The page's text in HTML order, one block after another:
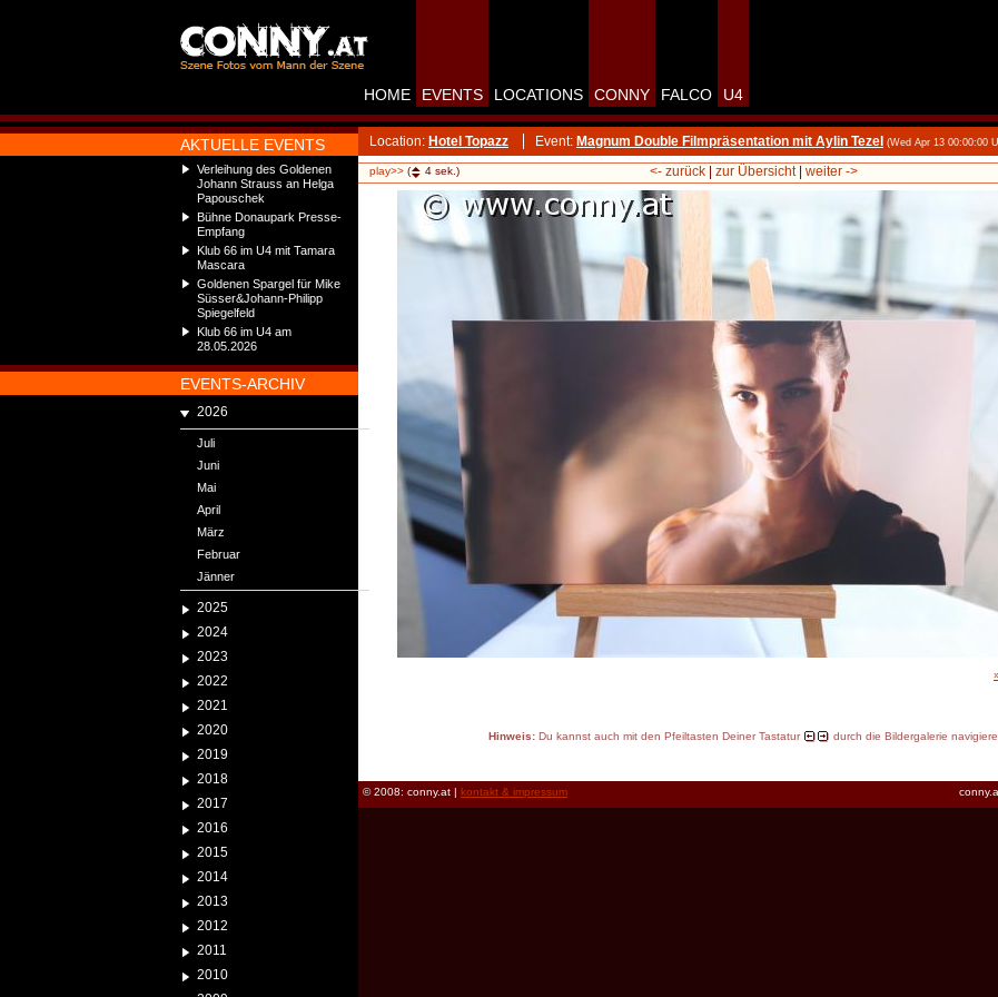
AKTUELLE EVENTS
Verleihung des Goldenen
Johann Strauss an Helga
Papouschek
Bühne Donaupark Presse-
Empfang
Klub 66 im U4 mit Tamara
Mascara
Goldenen Spargel für Mike
Süsser&Johann-Philipp
Spiegelfeld
Klub 66 im U4 am
28.05.2026
EVENTS-ARCHIV
2026
Juli
Juni
Mai
April
März
Februar
Jänner
2025
2024
2023
2022
2021
2020
2019
2018
2017
2016
2015
2014
2013
2012
2011
2010
HOME EVENTS LOCATIONS CONNY FALCO U4
Location: Hotel Topazz Event: Magnum Double Filmpräsentation mit Aylin Tezel (Wed Apr 13 00:00:00
play>> ( 4 sek.) <- zurück| zur Übersicht| weiter ->
Hinweis:Du kannst auch mit den Pfeiltasten Deiner Tastatur durch die Bildergalerie
© 2008: conny.at | kontakt & impressum